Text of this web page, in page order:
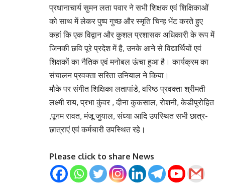
प्रधानाचार्य सुमन लता पवार ने सभी शिक्षक एवं शिक्षिकाओं
को साथ में लेकर पुष्प गुच्छ और स्मृति चिन्ह भेंट करते हुए
कहां कि एक विद्वान और कुशल प्रशासक अधिकारी के रूप में
जिनकी छवि पूरे प्रदेश में है, उनके आने से विद्यार्थियों एवं
शिक्षकों का नैतिक एवं मनोबल ऊंचा हुआ है। कार्यक्रम का
संचालन प्रवक्ता सरिता उनियाल ने किया।
मौके पर संगीत शिक्षिका लतापांडे, वरिष्ठ प्रवक्ता श्रीमती
लक्ष्मी राय, प्रभा कुंवर , दीना कुकसाल, रोशनी, केडीपुरोहित
,पूनम रावत, मंजू जुयाल, संध्या आदि उपस्थित सभी छात्र-
छात्राएं एवं कर्मचारी उपस्थित रहे।
Please click to share News